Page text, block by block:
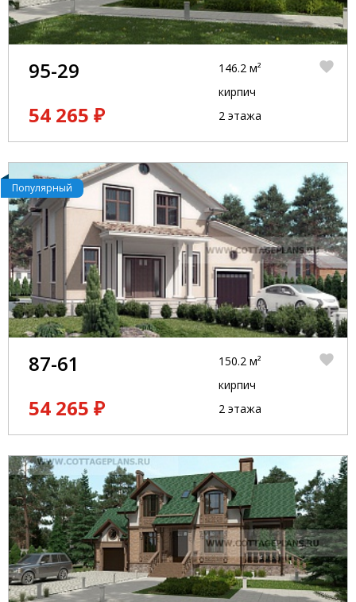
95-29
54 265 ₽
146.2 м²
кирпич
2 этажа
Популярный
87-61
54 265 ₽
150.2 м²
кирпич
2 этажа